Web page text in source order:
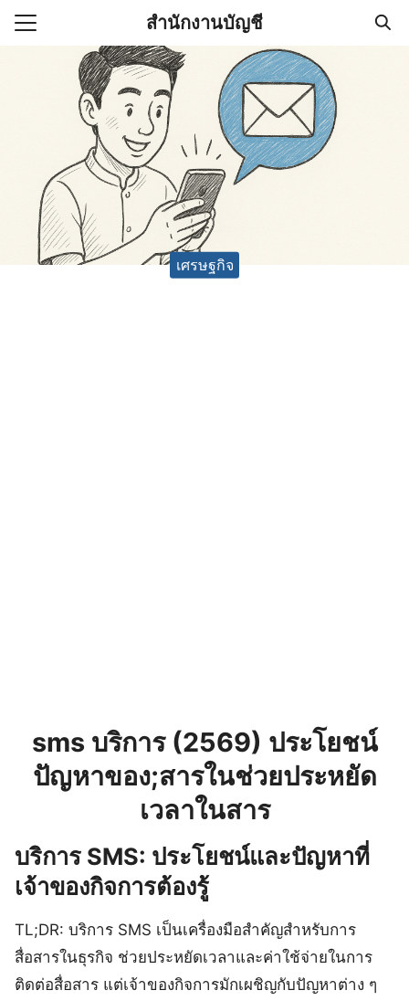
Skip
สำนักงานบัญชี
านบัญชี (Accounting
ช่วยสำคัญในการบริหาร
เศรษฐกิจ
sms บริการ (2569) ประโยชน์
ปัญหาของ;สารในช่วยประหยัด
เวลาในสาร
บริการ SMS: ประโยชน์และปัญหาที่
เจ้าของกิจการต้องรู้
TL;DR: บริการ SMS เป็นเครื่องมือสำคัญสำหรับการ
สื่อสารในธุรกิจ ช่วยประหยัดเวลาและค่าใช้จ่ายในการ
ติดต่อสื่อสาร แต่เจ้าของกิจการมักเผชิญกับปัญหาต่าง ๆ